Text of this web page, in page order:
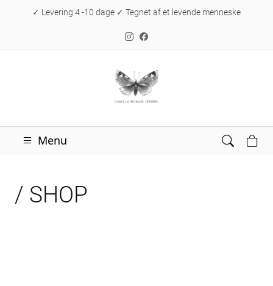
✓ Levering 4 -10 dage ✓ Tegnet af et levende menneske
Menu
/ SHOP